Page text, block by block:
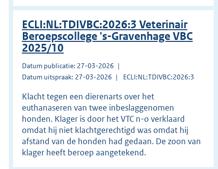
ECLI:NL:TDIVBC:2026:3 Veterinair
Beroepscollege 's-Gravenhage VBC
2025/10
Datum publicatie: 27-03-2026
Datum uitspraak: 27-03-2026
ECLI:NL:TDIVBC:2026:3
Klacht tegen een dierenarts over het
euthanaseren van twee inbeslaggenomen
honden. Klager is door het VTC n-o verklaard
omdat hij niet klachtgerechtigd was omdat hij
afstand van de honden had gedaan. De zoon van
klager heeft beroep aangetekend.